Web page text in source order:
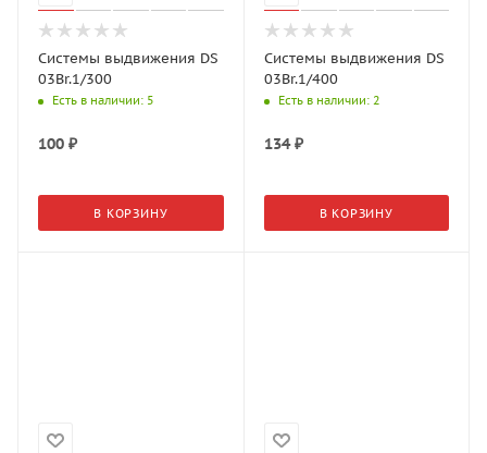
Системы выдвижения DS
03Br.1/300
Есть в наличии: 5
100 ₽
В КОРЗИНУ
Системы выдвижения DS
03Br.1/400
Есть в наличии: 2
134₽
В КОРЗИНУ